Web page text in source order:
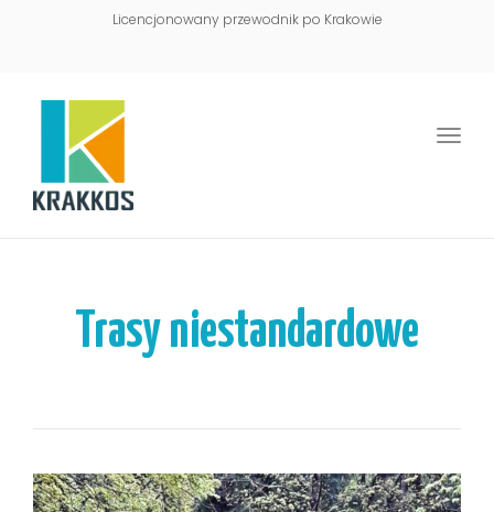
Licencjonowany przewodnik po Krakowie
Trasy niestandardowe